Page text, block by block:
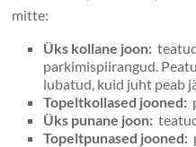
mitte:
Üks kollane joon:
parkimispiirangud.
lubatud, kuid juht peab
Topeltkollased jooned:
Üks punane joon:
Topeltpunased jooned: